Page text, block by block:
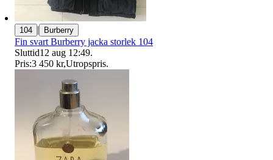
104 | Burberry
Fin svart Burberry jacka storlek 104
Sluttid12 aug 12:49.
Pris:3 450 kr,Utropspris.